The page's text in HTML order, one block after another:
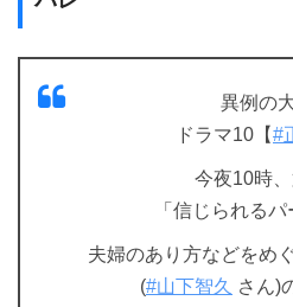
異例の
ドラマ10【#
今夜10時
「信じられるパ
夫婦のあり方などをめ
(#山下智久 さん)